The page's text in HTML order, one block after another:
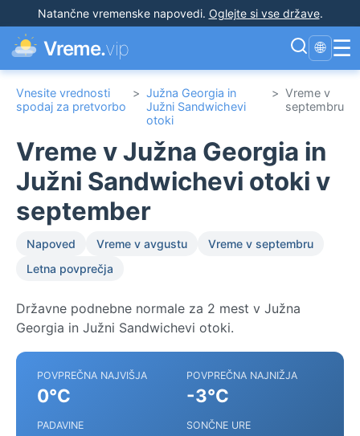
Natančne vremenske napovedi. Oglejte si vse države.
Vreme.vip 🌐 ☰
Vnesite vrednosti
spodaj za pretvorbo
> Južna Georgia in
Južni Sandwichevi
otoki
> Vreme v
septembru
Vreme v Južna Georgia in
Južni Sandwichevi otoki v
september
Napoved Vreme v avgustu
Vreme v septembru
Letna povprečja
Državne podnebne normale za 2 mest v Južna
Georgia in Južni Sandwichevi otoki.
POVPREČNA NAJVIŠJA
0°C
POVPREČNA NAJNIŽJA
-3°C
PADAVINE SONČNE URE